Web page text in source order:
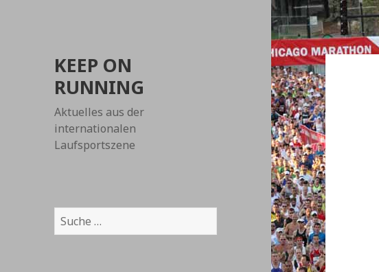
KEEP ON
RUNNING
Aktuelles aus der
internationalen
Laufsportszene
Suche
nach: